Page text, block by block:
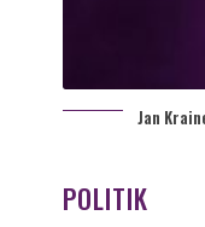
Jan
POLITIK